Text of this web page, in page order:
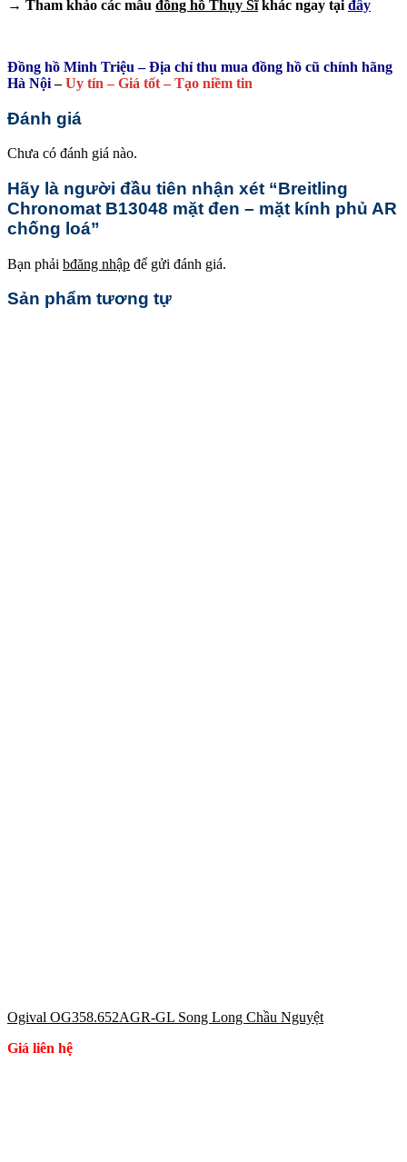
→ Tham khảo các mẫu đồng hồ Thụy Sĩkhác ngay tại đây
Đồng hồ Minh Triệu – Địa chỉ thu mua đồng hồ cũ chính hãng
Hà Nội–Uy tín – Giá tốt – Tạo niềm tin
Đánh giá
Chưa có đánh giá nào.
Hãy là người đầu tiên nhận xét “Breitling
Chronomat B13048 mặt đen – mặt kính phủ AR
chống loá”
Bạn phải bđăng nhập để gửi đánh giá.
Sản phẩm tương tự
Ogival OG358.652AGR-GL Song Long Chầu Nguyệt
Giá liên hệ